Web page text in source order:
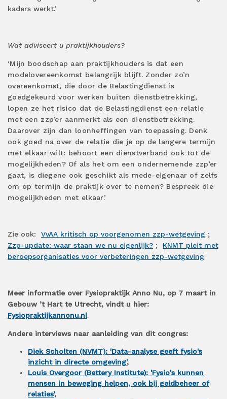
kaders werkt.’
Wat adviseert u praktijkhouders?
‘Mijn boodschap aan praktijkhouders is dat een
modelovereenkomst belangrijk blijft. Zonder zo’n
overeenkomst, die door de Belastingdienst is
goedgekeurd voor werken buiten dienstbetrekking,
lopen ze het risico dat de Belastingdienst een relatie
met een zzp’er aanmerkt als een dienstbetrekking.
Daarover zijn dan loonheffingen van toepassing. Denk
ook goed na over de relatie die je op de langere termijn
met elkaar wilt: behoort een dienstverband ook tot de
mogelijkheden? Of als het om een ondernemende zzp’er
gaat, is diegene ook geschikt als mede-eigenaar of zelfs
om op termijn de praktijk over te nemen? Bespreek die
mogelijkheden met elkaar.’
Zie ook: VvAA kritisch op voorgenomen zzp-wetgeving ;
Zzp-update: waar staan we nu eigenlijk? ; KNMT pleit met
beroepsorganisaties voor verbeteringen zzp-wetgeving
Meer informatie over Fysiopraktijk Anno Nu, op 7 maart in
Gebouw ’t Hart te Utrecht, vindt u hier:
Fysiopraktijkannonu.nl
Andere interviews naar aanleiding van dit congres:
Diek Scholten (NVMT): 'Data-analyse geeft fysio's
inzicht in directe omgeving',
Louis Overgoor (Bettery Institute): 'Fysio's kunnen
mensen in beweging helpen, ook bij geldbeheer of
relaties',